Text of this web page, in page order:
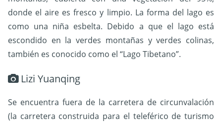
donde el aire es fresco y limpio. La forma del lago es
como una niña esbelta. Debido a que el lago está
escondido en la verdes montañas y verdes colinas,
también es conocido como el “Lago Tibetano”.
Lizi Yuanqing
Se encuentra fuera de la carretera de circunvalación
(la carretera construida para el teleférico de turismo